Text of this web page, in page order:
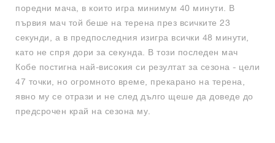
поредни мача, в които игра минимум 40 минути. В
първия мач той беше на терена през всичките 23
секунди, а в предпоследния изигра всички 48 минути,
като не спря дори за секунда. В този последен мач
Кобе постигна най-високия си резултат за сезона - цели
47 точки, но огромното време, прекарано на терена,
явно му се отрази и не след дълго щеше да доведе до
предсрочен край на сезона му.